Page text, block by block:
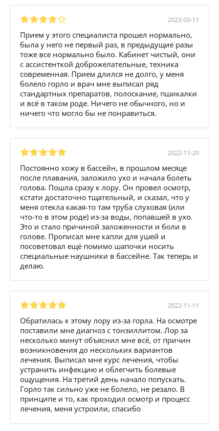
2023-03-11
Прием у этого специалиста прошел нормально,
была у него не первый раз, в предыдущие разы
тоже все нормально было. Кабинет чистый, они
с ассистенткой доброжелательные, техника
современная. Прием длился не долго, у меня
болело горло и врач мне выписал ряд
стандартных препаратов, полоскание, пшикалки
и всё в таком роде. Ничего не обычного, но и
ничего что могло бы не понравиться.
2022-11-20
Постоянно хожу в бассейн, в прошлом месяце
после плавания, заложило ухо и начала болеть
голова. Пошла сразу к лору. Он провел осмотр,
кстати достаточно тщательный, и сказал, что у
меня отекла какая-то там труба слуховая (или
что-то в этом роде) из-за воды, попавшей в ухо.
Это и стало причиной заложенности и боли в
голове. Прописал мне капли для ушей и
посоветовал ещё помимо шапочки носить
специальные наушники в бассейне. Так теперь и
делаю.
2022-11-11
Обратилась к этому лору из-за горла. На осмотре
поставили мне диагноз с тонзиллитом. Лор за
несколько минут объяснил мне всё, от причин
возникновения до нескольких вариантов
лечения. Выписал мне курс лечения, чтобы
устранить инфекцию и облегчить болевые
ощущения. На третий день начало попускать.
Горло так сильно уже не болело, не резало. В
принципе и то, как проходил осмотр и процесс
лечения, меня устроили, спасибо